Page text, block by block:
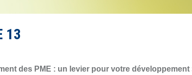
13
des PME : un levier pour votre développement